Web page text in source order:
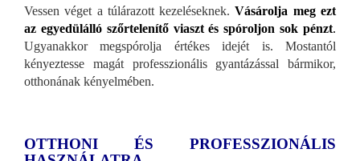
Vessen véget a túlárazott kezeléseknek.Vásárolja meg ezt
az egyedülálló szőrtelenítő viaszt és spóroljon sok pénzt.
Ugyanakkor megspórolja értékes idejét is. Mostantól
kényeztesse magát professzionális gyantázással bármikor,
otthonának kényelmében.
OTTHONI ÉS PROFESSZIONÁLIS